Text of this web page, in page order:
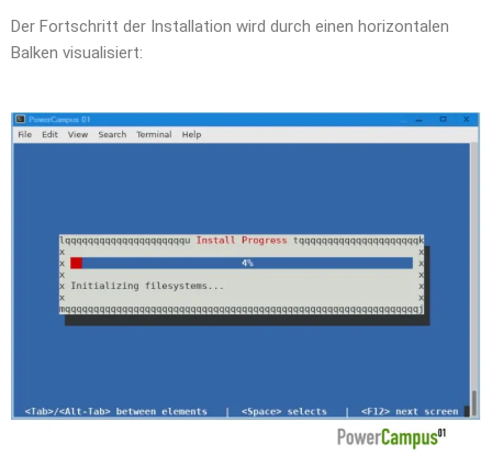
Der Fortschritt der Installation wird durch einen horizontalen
Balken visualisiert: